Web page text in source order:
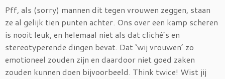
Pff, als (sorry) mannen dit tegen vrouwen zeggen, staan
ze al gelijk tien punten achter. Ons over een kamp scheren
is nooit leuk, en helemaal niet als dat cliché’s en
stereotyperende dingen bevat. Dat ‘wij vrouwen’ zo
emotioneel zouden zijn en daardoor niet goed zaken
zouden kunnen doen bijvoorbeeld. Think twice! Wist jij